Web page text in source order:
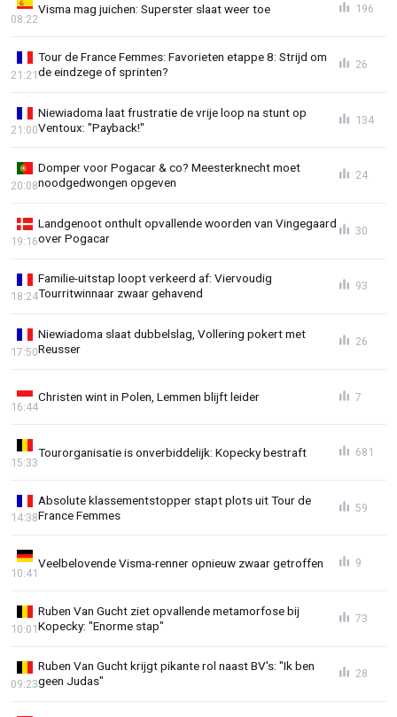
Visma mag juichen: Superster slaat weer toe
08:22
196
Tour de France Femmes: Favorieten etappe 8: Strijd om
de eindzege of sprinten?
21:21
26
Niewiadoma laat frustratie de vrije loop na stunt op
Ventoux: "Payback!"
21:00
134
Domper voor Pogacar & co? Meesterknecht moet
noodgedwongen opgeven
20:08
24
Landgenoot onthult opvallende woorden van Vingegaard
over Pogacar
19:16
30
Familie-uitstap loopt verkeerd af: Viervoudig
Tourritwinnaar zwaar gehavend
18:24
93
Niewiadoma slaat dubbelslag, Vollering pokert met
Reusser
17:50
26
Christen wint in Polen, Lemmen blijft leider
16:44
7
Tourorganisatie is onverbiddelijk: Kopecky bestraft
15:33
681
Absolute klassementstopper stapt plots uit Tour de
France Femmes
14:38
59
Veelbelovende Visma-renner opnieuw zwaar getroffen
10:41
9
Ruben Van Gucht ziet opvallende metamorfose bij
Kopecky: "Enorme stap"
10:01
73
Ruben Van Gucht krijgt pikante rol naast BV's: "Ik ben
geen Judas"
09:23
28